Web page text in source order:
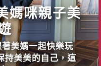
媽咪親子美
美媽一起快樂玩
持美美的自己，這